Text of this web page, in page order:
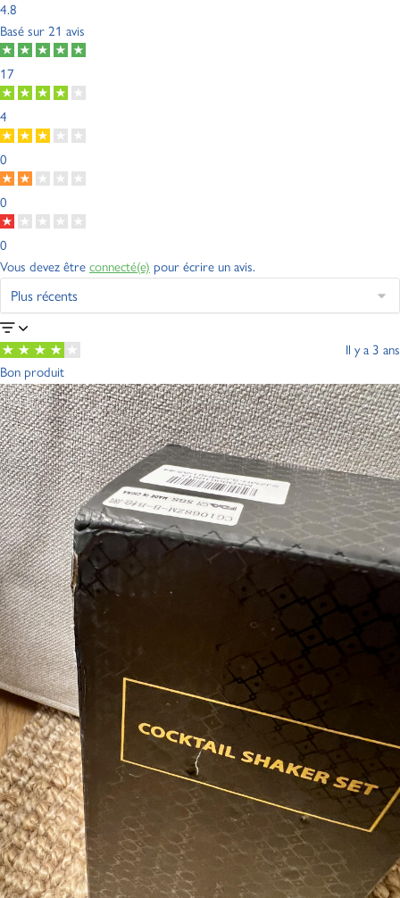
4.8
Basé sur 21 avis
17
4
0
0
0
Vous devez être connecté(e) pour écrire un avis.
Il y a 3 ans
Bon produit